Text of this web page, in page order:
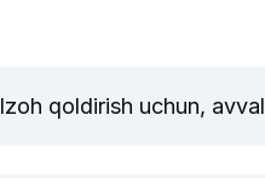
Izoh qoldirish uchun, avval